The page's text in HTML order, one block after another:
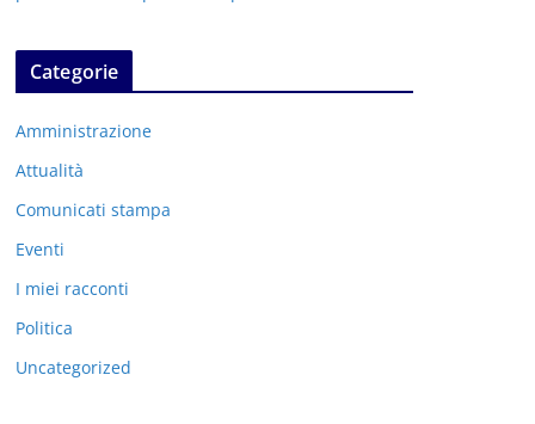
Categorie
Amministrazione
Attualità
Comunicati stampa
Eventi
I miei racconti
Politica
Uncategorized